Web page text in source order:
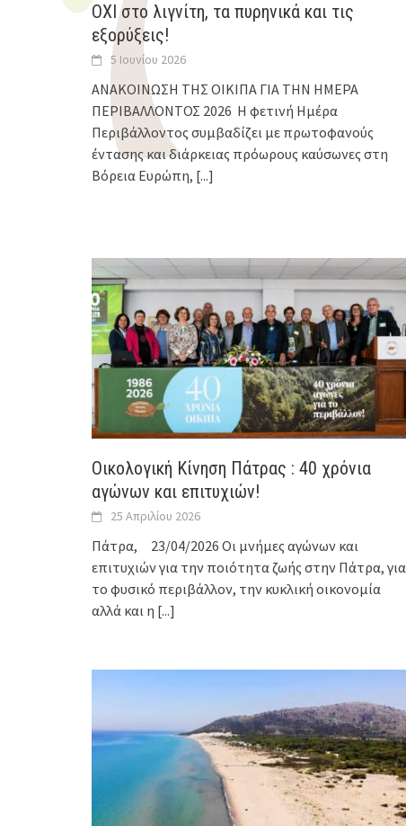
ΟΧΙ στο λιγνίτη, τα πυρηνικά και τις
εξορύξεις!
5 Ιουνίου 2026
ΑΝΑΚΟΙΝΩΣΗ ΤΗΣ ΟΙΚΙΠΑ ΓΙΑ ΤΗΝ ΗΜΕΡΑ
ΠΕΡΙΒΑΛΛΟΝΤΟΣ 2026 Η φετινή Ημέρα
Περιβάλλοντος συμβαδίζει με πρωτοφανούς
έντασης και διάρκειας πρόωρους καύσωνες στη
Βόρεια Ευρώπη, [...]
Οικολογική Κίνηση Πάτρας : 40 χρόνια
αγώνων και επιτυχιών!
25 Απριλίου 2026
Πάτρα, 23/04/2026 Οι μνήμες αγώνων και
επιτυχιών για την ποιότητα ζωής στην Πάτρα, για
το φυσικό περιβάλλον, την κυκλική οικονομία
αλλά και η [...]